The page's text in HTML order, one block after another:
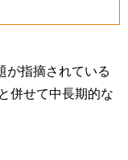
が指摘されている
併せて中長期的な